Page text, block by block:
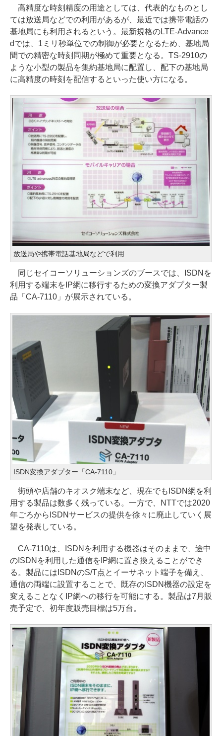
高精度な時刻精度の用途としては、代表的なものとし
ては放送局などでの利用があるが、最近では携帯電話の
基地局にも利用されるという。最新規格のLTE-Advance
dでは、1ミリ秒単位での制御が必要となるため、基地局
間での精密な時刻同期が極めて重要となる。TS-2910の
ような小型の製品を集約基地局に配置し、配下の基地局
に高精度の時刻を配信するといった使い方になる。
放送局や携帯電話基地局などで利用
同じセイコーソリューションズのブースでは、ISDNを
利用する端末をIP網に移行するための変換アダプター製
品「CA-7110」が展示されている。
ISDN変換アダプター「CA-7110」
街頭や店舗のキオスク端末など、現在でもISDN網を利
用する製品は数多く残っている。一方で、NTTでは2020
年ごろからISDNサービスの提供を徐々に廃止していく展
望を発表している。
CA-7110は、ISDNを利用する機器はそのままで、途中
のISDNを利用した通信をIP網に置き換えることができ
る。製品にはISDNのS/T点とイーサネット端子を備え、
通信の両端に設置することで、既存のISDN機器の設定を
変えることなくIP網への移行を可能にする。製品は7月販
売予定で、初年度販売目標は5万台。